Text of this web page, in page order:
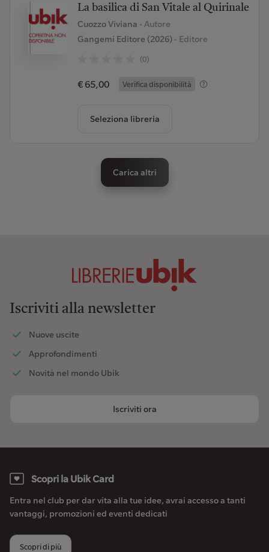
La basilica di San Vitale al Quirinale
Cuozzo Viviana - Autore
Gangemi Editore (2026)- Editore
(0)
€ 65,00 Verifica disponibilità
Seleziona libreria
Carica altri
Iscriviti alla newsletter
Nuove uscite
Approfondimenti
Novità nel mondo Ubik
Iscriviti ora
Scopri la Ubik Card
Entra nel club per dar vita alla tue idee, avrai accesso a tanti
vantaggi, promozioni ed eventi dedicati
Scopri di più